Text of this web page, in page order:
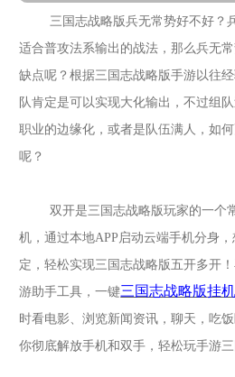
三国志战略版兵无常势好不好？
适合普攻法系输出的战法，那么兵无
缺点呢？根据三国志战略版手游以往
队肯定是可以实现大化输出，不过组
职业的边缘化，或者是队伍满人，如
呢？
双开是三国志战略版玩家的一个
机，通过本地APP启动云端手机分身
定，轻松实现三国志战略版 五开多开
游助手工具，一键三国志战略版挂机
时看电影、浏览新闻资讯，聊天，吃
你彻底解放手机和双手，轻松玩手游